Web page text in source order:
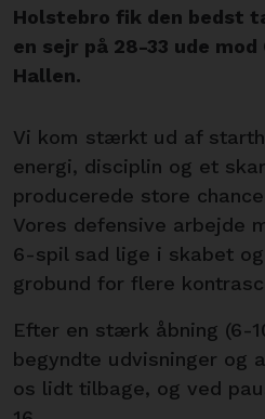
Holstebro fik den bedst
en sejr på 28-33 ude mod
Hallen.
Vi kom stærkt ud af
energi, disciplin og et
producerede store
Vores defensive arbejde
6-spil sad lige i skabet
grobund for flere
Efter en stærk åbning (6-
begyndte udvisninger
os lidt tilbage, og ved